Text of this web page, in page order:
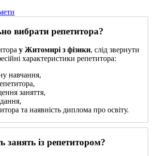
вибрати репетитора?
у Житомирі з фізики, слід звернути
характеристики репетитора:
навчання,
заняття,
та наявність диплома про освіту.
занять із репетитором?